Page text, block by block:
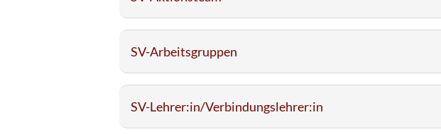
SV-Arbeitsgruppen
SV-Lehrer:in/Verbindungslehrer:in